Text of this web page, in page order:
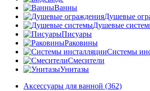
Ванны
Душевые
Душевые
Писуары
Раковины
Системы
Смесители
Унитазы
Аксессуары для ванной (362)